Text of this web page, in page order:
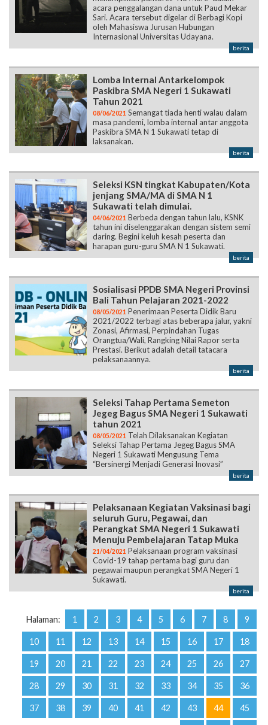
acara penggalangan dana untuk Paud Mekar
Sari. Acara tersebut digelar di Berbagi Kopi
oleh Mahasiswa Jurusan Hubungan
Internasional Universitas Udayana.
berita
Lomba Internal Antarkelompok
Paskibra SMA Negeri 1 Sukawati
Tahun 2021
08/06/2021 Semangat tiada henti walau dalam
masa pandemi, lomba internal antar anggota
Paskibra SMA N 1 Sukawati tetap di
laksanakan.
berita
Seleksi KSN tingkat Kabupaten/Kota
jenjang SMA/MA di SMA N 1
Sukawati telah dimulai.
04/06/2021 Berbeda dengan tahun lalu, KSNK
tahun ini diselenggarakan dengan sistem semi
daring. Begini keluh kesah peserta dan
harapan guru-guru SMA N 1 Sukawati.
berita
Sosialisasi PPDB SMA Negeri Provinsi
Bali Tahun Pelajaran 2021-2022
08/05/2021 Penerimaan Peserta Didik Baru
2021/2022 terbagi atas beberapa jalur, yakni
Zonasi, Afirmasi, Perpindahan Tugas
Orangtua/Wali, Rangking Nilai Rapor serta
Prestasi. Berikut adalah detail tatacara
pelaksanaannya.
berita
Seleksi Tahap Pertama Semeton
Jegeg Bagus SMA Negeri 1 Sukawati
tahun 2021
08/05/2021 Telah Dilaksanakan Kegiatan
Seleksi Tahap Pertama Jegeg Bagus SMA
Negeri 1 Sukawati Mengusung Tema
“Bersinergi Menjadi Generasi Inovasi”
berita
Pelaksanaan Kegiatan Vaksinasi bagi
seluruh Guru, Pegawai, dan
Perangkat SMA Negeri 1 Sukawati
Menuju Pembelajaran Tatap Muka
21/04/2021 Pelaksanaan program vaksinasi
Covid-19 tahap pertama bagi guru dan
pegawai maupun perangkat SMA Negeri 1
Sukawati.
berita
Halaman: 1 2 3 4 5 6 7 8 9
10 11 12 13 14 15 16 17 18
19 20 21 22 23 24 25 26 27
28 29 30 31 32 33 34 35 36
37 38 39 40 41 42 43 44 45